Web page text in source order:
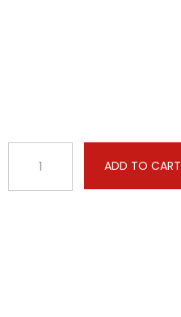
C13OHE
ADD TO CART